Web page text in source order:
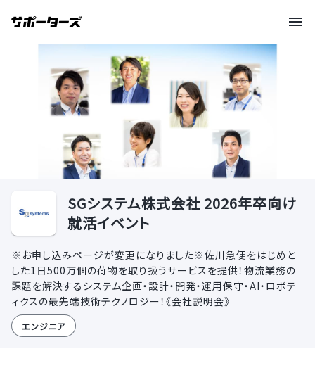
SGシステム株式会社 2026年卒向け
就活イベント
※お申し込みページが変更になりました※佐川急便をはじめと
した1日500万個の荷物を取り扱うサービスを提供！物流業務の
課題を解決するシステム企画・設計・開発・運用保守・AI・ロボテ
ィクスの最先端技術テクノロジー！《会社説明会》
エンジニア